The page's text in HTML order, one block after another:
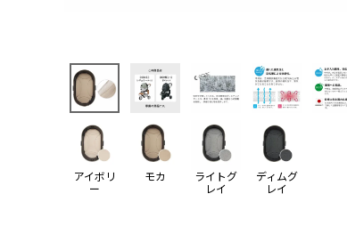
アイボリ
ー
モカ
ライトグ
レイ
ディムグ
レイ